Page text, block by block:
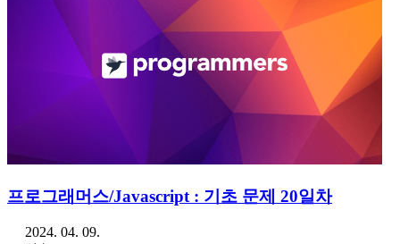
프로그래머스/Javascript : 기초 문제 20일차
2024. 04. 09.